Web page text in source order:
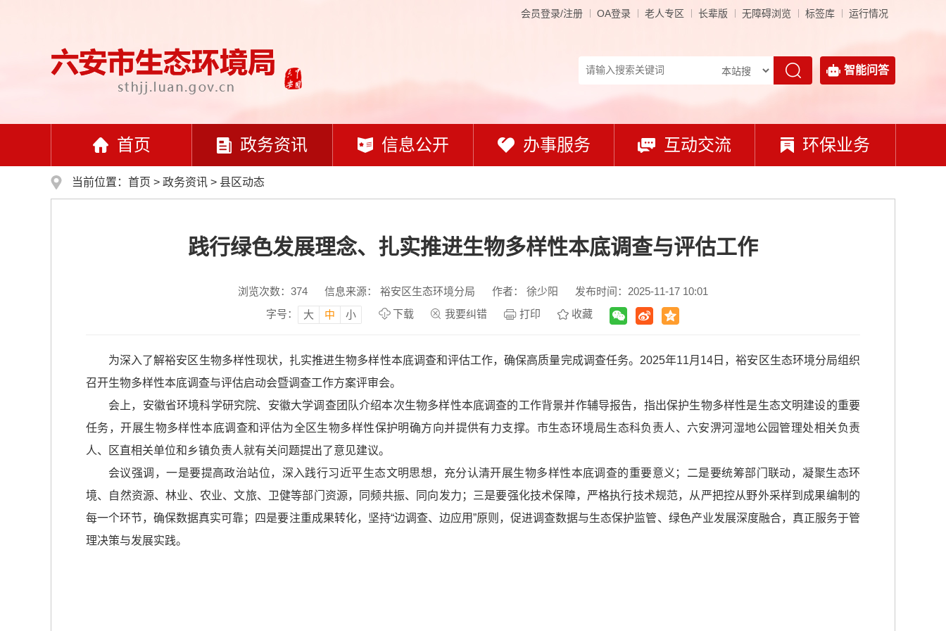
会员登录/注册 OA登录 老人专区 长辈版 无障碍浏览 标签库 运行情况
智能问答
首页 政务资讯 信息公开 办事服务 互动交流 环保业务
当前位置： 首页 > 政务资讯 > 县区动态
践行绿色发展理念、扎实推进生物多样性本底调查与评估工作
浏览次数： 374 信息来源： 裕安区生态环境分局 作者： 徐少阳
发布时间：2025-11-17 10:01
字号：
大 中 小 下载 我要纠错 打印 收藏
为深入了解裕安区生物多样性现状，扎实推进生物多样性本底调查和评估工作，确保高质量完成调查任务。2025年11月14日，裕安区生态环境分局组织
召开生物多样性本底调查与评估启动会暨调查工作方案评审会。
会上，安徽省环境科学研究院、安徽大学调查团队介绍本次生物多样性本底调查的工作背景并作辅导报告，指出保护生物多样性是生态文明建设的重要
任务，开展生物多样性本底调查和评估为全区生物多样性保护明确方向并提供有力支撑。市生态环境局生态科负责人、六安淠河湿地公园管理处相关负责
人、区直相关单位和乡镇负责人就有关问题提出了意见建议。
会议强调，一是要提高政治站位，深入践行习近平生态文明思想，充分认清开展生物多样性本底调查的重要意义；二是要统筹部门联动，凝聚生态环
境、自然资源、林业、农业、文旅、卫健等部门资源，同频共振、同向发力；三是要强化技术保障，严格执行技术规范，从严把控从野外采样到成果编制的
每一个环节，确保数据真实可靠；四是要注重成果转化，坚持“边调查、边应用”原则，促进调查数据与生态保护监管、绿色产业发展深度融合，真正服务于管
理决策与发展实践。